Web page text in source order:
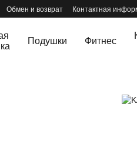
Обмен и возврат Контактная
Подушки Фитнес